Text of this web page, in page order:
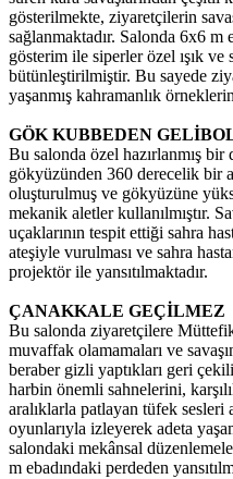
gösterilmekte, ziyaretçilerin
sağlanmaktadır. Salonda 6x6 m
gösterim ile siperler özel ışık
bütünleştirilmiştir. Bu sayede
yaşanmış kahramanlık
GÖK KUBBEDEN
Bu salonda özel hazırlanmış bir
gökyüzünden 360 derecelik bir
oluşturulmuş ve gökyüzüne
mekanik aletler kullanılmıştır.
uçaklarının tespit ettiği sahra
ateşiyle vurulması ve sahra
projektör ile yansıtılmaktadır.
ÇANAKKALE GEÇİLMEZ
Bu salonda ziyaretçilere
muvaffak olamamaları ve
beraber gizli yaptıkları geri
harbin önemli sahnelerini,
aralıklarla patlayan tüfek sesleri
oyunlarıyla izleyerek adeta
salondaki mekânsal
m ebadındaki perdeden